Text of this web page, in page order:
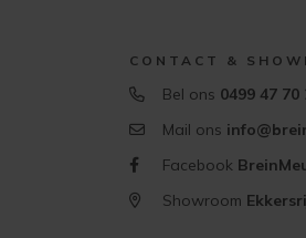
CONTACT &
Bel ons 0499 47 70
Mail ons
Facebook
Showroom